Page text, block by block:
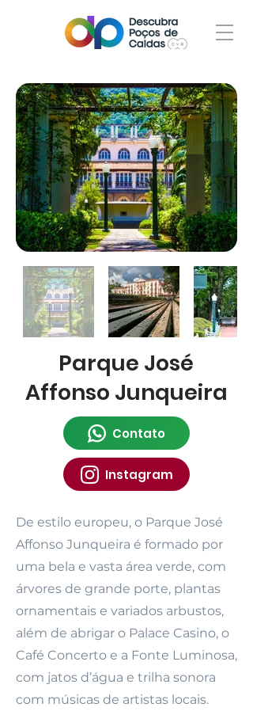
Parque José
Affonso Junqueira
Contato
Instagram
De estilo europeu, o Parque José
Affonso Junqueira é formado por
uma bela e vasta área verde, com
árvores de grande porte, plantas
ornamentais e variados arbustos,
além de abrigar o Palace Casino, o
Café Concerto e a Fonte Luminosa,
com jatos d’água e trilha sonora
com músicas de artistas locais.